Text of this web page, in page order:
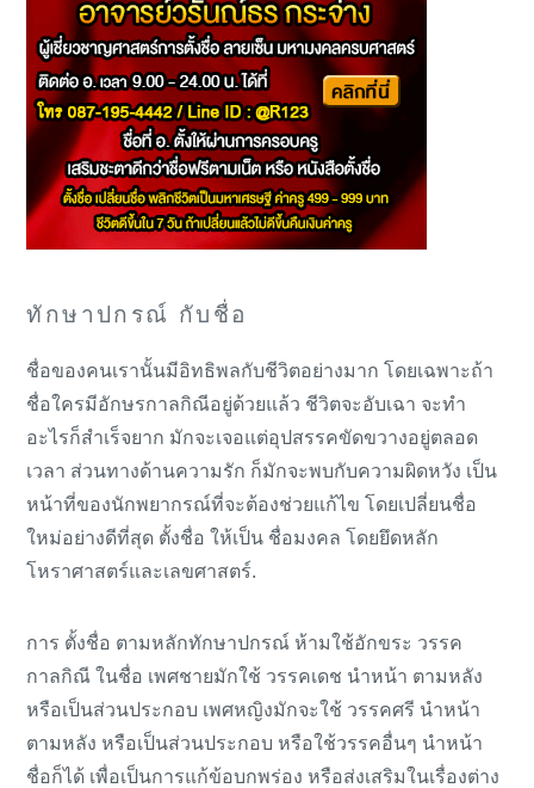
ทักษาปกรณ์ กับชื่อ
ชื่อของคนเรานั้นมีอิทธิพลกับชีวิตอย่างมาก โดยเฉพาะถ้า
ชื่อใครมีอักษรกาลกิณีอยู่ด้วยแล้ว ชีวิตจะอับเฉา จะทำ
อะไรก็สำเร็จยาก มักจะเจอแต่อุปสรรคขัดขวางอยู่ตลอด
เวลา ส่วนทางด้านความรัก ก็มักจะพบกับความผิดหวัง เป็น
หน้าที่ของนักพยากรณ์ที่จะต้องช่วยแก้ไข โดยเปลี่ยนชื่อ
ใหม่อย่างดีที่สุด ตั้งชื่อ ให้เป็น ชื่อมงคล โดยยึดหลัก
โหราศาสตร์และเลขศาสตร์.
การ ตั้งชื่อ ตามหลักทักษาปกรณ์ ห้ามใช้อักขระ วรรค
กาลกิณี ในชื่อ เพศชายมักใช้ วรรคเดช นำหน้า ตามหลัง
หรือเป็นส่วนประกอบ เพศหญิงมักจะใช้ วรรคศรี นำหน้า
ตามหลัง หรือเป็นส่วนประกอบ หรือใช้วรรคอื่นๆ นำหน้า
ชื่อก็ได้ เพื่อเป็นการแก้ข้อบกพร่อง หรือส่งเสริมในเรื่องต่าง